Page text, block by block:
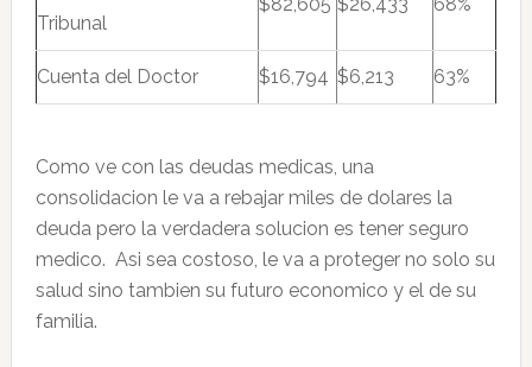
Tribunal
Cuenta del Doctor $16,794 $6,213 63%
Como ve con las deudas medicas, una
consolidacion le va a rebajar miles de dolares la
deuda pero la verdadera solucion es tener seguro
medico. Asi sea costoso, le va a proteger no solo su
salud sino tambien su futuro economico y el de su
familia.